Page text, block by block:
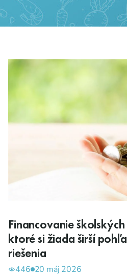
Financovanie
ktoré si žiada širší
riešenia
446 20 máj 2026